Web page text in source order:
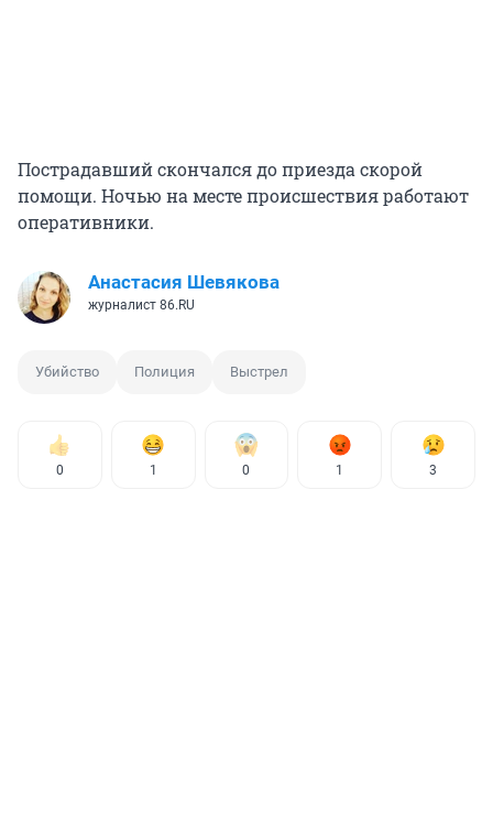
Пострадавший скончался до приезда скорой
помощи. Ночью на месте происшествия работают
оперативники.
Анастасия Шевякова
журналист 86.RU
Убийство Полиция Выстрел
0 1 0 1 3